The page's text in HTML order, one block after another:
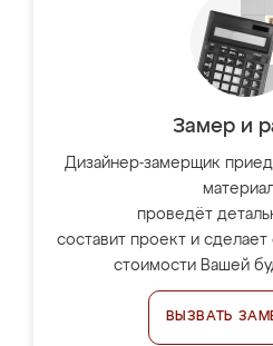
Замер и
Дизайнер-замерщик
проведёт
составит проект и сделает
стоимости Вашей
ВЫЗВАТЬ